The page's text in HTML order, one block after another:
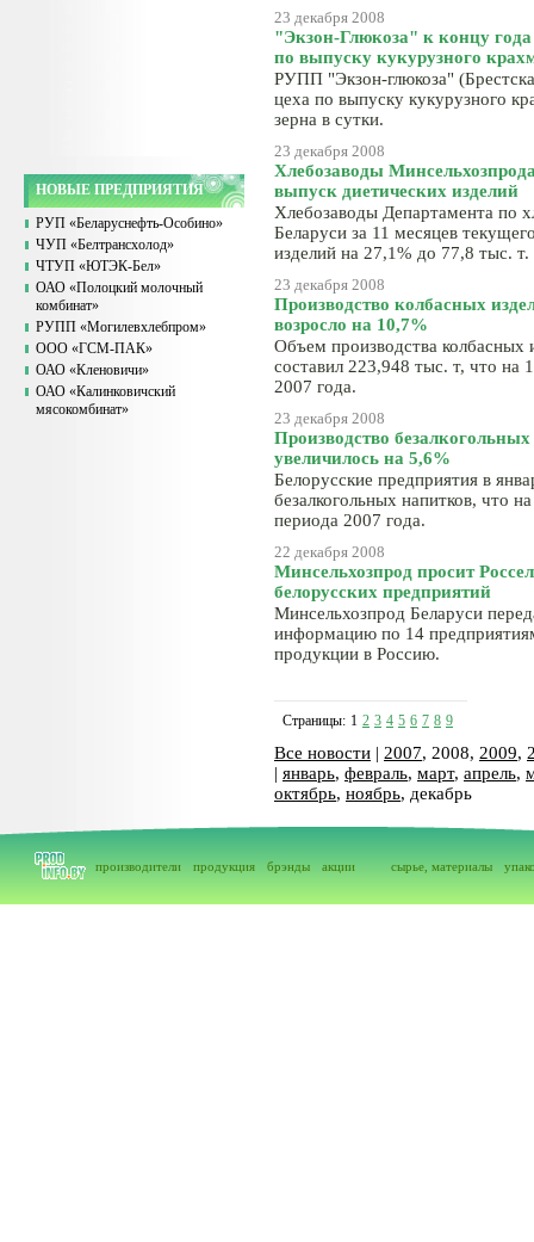
НОВЫЕ ПРЕДПРИЯТИЯ
РУП «Беларуснефть-Особино»
ЧУП «Белтрансхолод»
ЧТУП «ЮТЭК-Бел»
ОАО «Полоцкий молочный
комбинат»
РУПП «Могилевхлебпром»
ООО «ГСМ-ПАК»
ОАО «Кленовичи»
ОАО «Калинковичский
мясокомбинат»
23 декабря 2008
"Экзон-Глюкоза" к концу года
по выпуску кукурузного
РУПП "Экзон-глюкоза"
цеха по выпуску кукурузного
зерна в сутки.
23 декабря 2008
Хлебозаводы
выпуск диетических изделий
Хлебозаводы Департамента по
Беларуси за 11 месяцев
изделий на 27,1% до 77,8 тыс. т.
23 декабря 2008
Производство колбасных
возросло на 10,7%
Объем производства колбасных
составил 223,948 тыс. т, что на
2007 года.
23 декабря 2008
Производство
увеличилось на 5,6%
Белорусские предприятия в
безалкогольных напитков, что
периода 2007 года.
22 декабря 2008
Минсельхозпрод просит
белорусских предприятий
Минсельхозпрод Беларуси
информацию по 14
продукции в Россию.
Страницы: 1 2 3 4 5 6 7 8 9
Все новости | 2007, 2008, 2009,
| январь, февраль, март, апрель,
октябрь, ноябрь, декабрь
производители продукция брэнды акции сырье, материалы